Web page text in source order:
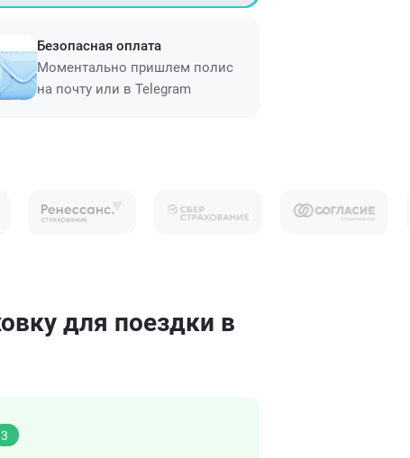
Безопасная оплата
Моментально пришлем полис
на почту или в Telegram
для поездки в
3